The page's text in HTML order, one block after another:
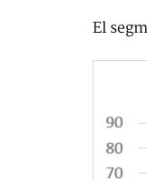
El